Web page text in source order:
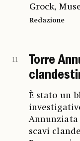
Grock,
Redazione
11
Torre
È stato un
Annunziata
scavi